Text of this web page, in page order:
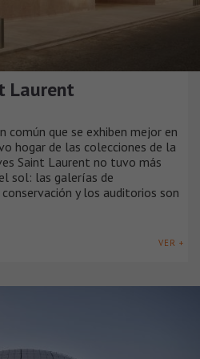
Laurent
común que se exhiben mejor en
hogar de las colecciones de la
Saint Laurent no tuvo más
sol: las galerías de
y los auditorios son
VER +